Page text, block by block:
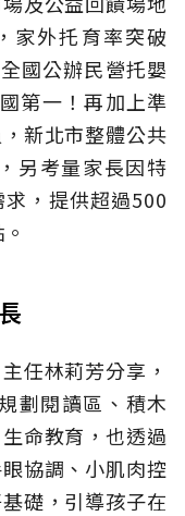
家外托育率突破
國公辦民營托嬰
第一！再加上準
新北市整體公共
另考量家長因特
，提供超過500
任林莉芳分享，
劃閱讀區、積木
命教育，也透過
協調、小肌肉控
礎，引導孩子在